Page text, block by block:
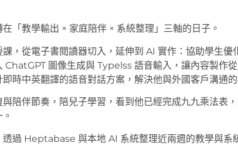
「教學輸出 × 家庭陪伴 × 系統整理」三軸的日子。
，從電子書閱讀器切入，延伸到 AI 實作：協助學生
ChatGPT 圖像生成與 Typelss 語音輸入，讓內容製作
時中英翻譯的語音對話方案，解決他與外國客戶溝通的
陪伴節奏，陪兒子學習，看到他已經完成九九乘法表
透過 Heptabase 與本地 AI 系統整理近兩週的教學與系